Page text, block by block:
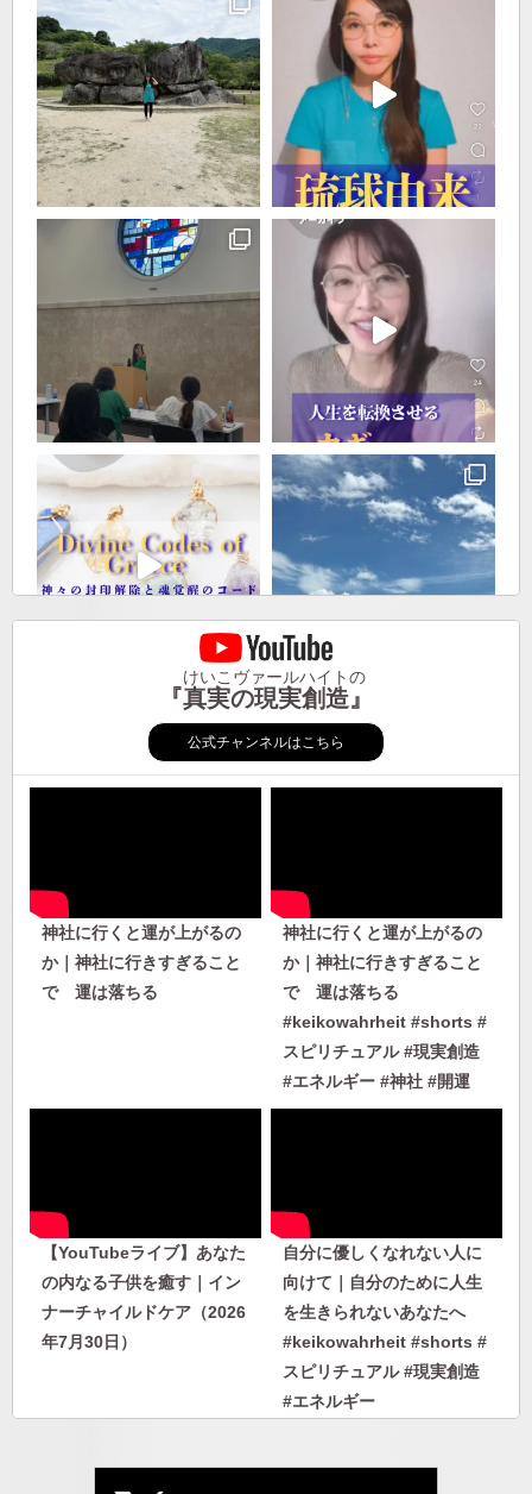
けいこヴァールハイトの
『真実の現実創造』
公式チャンネルはこちら
神社に行くと運が上がるの
か｜神社に行きすぎること
で 運は落ちる
神社に行くと運が上がるの
か｜神社に行きすぎること
で 運は落ちる
#keikowahrheit #shorts #
スピリチュアル #現実創造
#エネルギー #神社 #開運
【YouTubeライブ】あなた
の内なる子供を癒す｜イン
ナーチャイルドケア（2026
年7月30日）
自分に優しくなれない人に
向けて｜自分のために人生
を生きられないあなたへ
#keikowahrheit #shorts #
スピリチュアル #現実創造
#エネルギー